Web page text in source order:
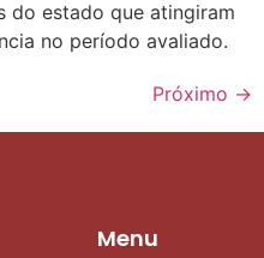
do estado que atingiram
no período avaliado.
Próximo →
Menu